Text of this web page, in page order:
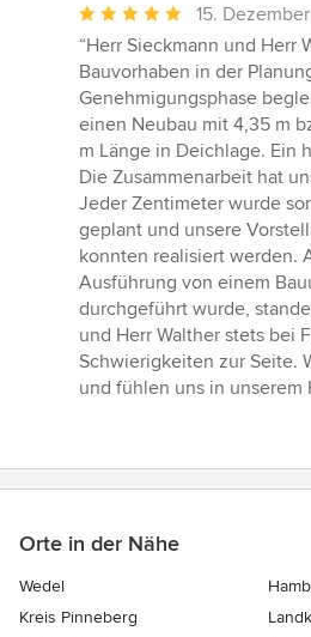
Durchschnittliche
Bewertung:
5
von
5
Sternen
15.
“Herr Sieckmann und Herr
Bauvorhaben in der
Genehmigungsphase
einen Neubau mit 4,35 m
m Länge in Deichlage. Ein
Die Zusammenarbeit hat
Jeder Zentimeter wurde
geplant und unsere
konnten realisiert werden.
Ausführung von einem
durchgeführt wurde,
und Herr Walther stets bei
Schwierigkeiten zur Seite.
und fühlen uns in unserem
Orte in der Nähe
Wedel
Kreis Pinneberg